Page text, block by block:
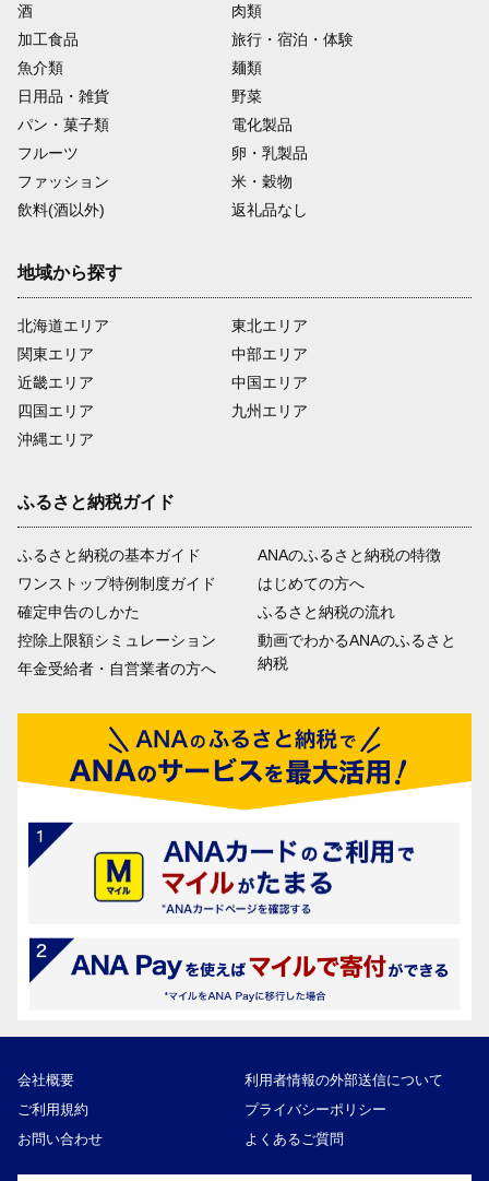
酒
肉類
加工食品
旅行・宿泊・体験
魚介類
麺類
日用品・雑貨
野菜
パン・菓子類
電化製品
フルーツ
卵・乳製品
ファッション
米・穀物
飲料(酒以外)
返礼品なし
地域から探す
北海道エリア
関東エリア
近畿エリア
四国エリア
沖縄エリア
東北エリア
中部エリア
中国エリア
九州エリア
ふるさと納税ガイド
ふるさと納税の基本ガイド
ワンストップ特例制度ガイド
確定申告のしかた
控除上限額シミュレーション
年金受給者・自営業者の方へ
ANAのふるさと納税の特徴
はじめての方へ
ふるさと納税の流れ
動画でわかるANAのふるさと
納税
会社概要
利用者情報の外部送信について
ご利用規約
プライバシーポリシー
お問い合わせ
よくあるご質問